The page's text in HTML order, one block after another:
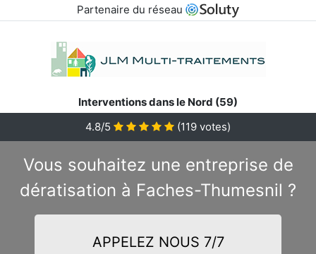
Partenaire du réseau
Interventions dans le Nord (59)
4.8/5
(119 votes)
Vous souhaitez une entreprise de
dératisation à Faches-Thumesnil ?
APPELEZ NOUS 7/7